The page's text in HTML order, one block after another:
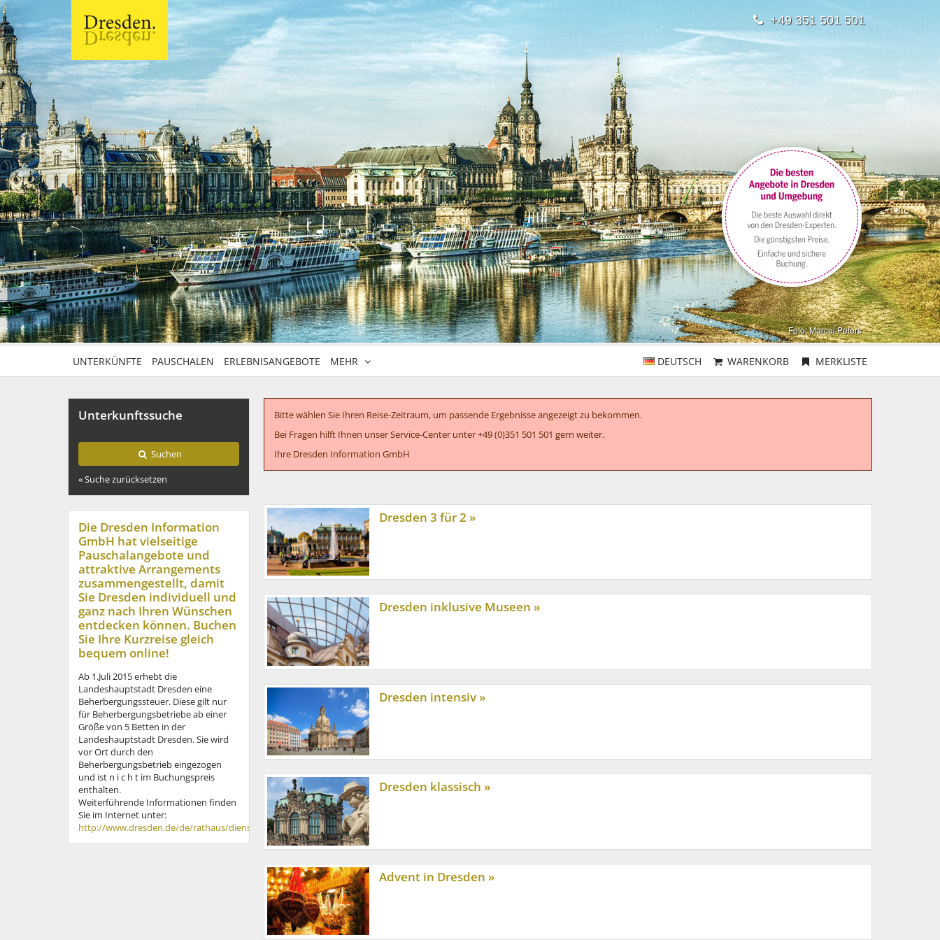
DEUTSCH WARENKORB MERKLISTE
UNTERKÜNFTE PAUSCHALEN ERLEBNISANGEBOTE MEHR
Bitte wählen Sie Ihren Reise-Zeitraum, um passende Ergebnisse angezeigt zu bekommen.
Bei Fragen hilft Ihnen unser Service-Center unter +49 (0)351 501 501 gern weiter.
Ihre Dresden Information GmbH
Dresden 3 für 2 »
Dresden inklusive Museen »
Dresden intensiv »
Dresden klassisch »
Advent in Dresden »
Unterkunftssuche
Suchen
« Suche zurücksetzen
Die Dresden Information
GmbH hat vielseitige
Pauschalangebote und
attraktive Arrangements
zusammengestellt, damit
Sie Dresden individuell und
ganz nach Ihren Wünschen
entdecken können. Buchen
Sie Ihre Kurzreise gleich
bequem online!
Ab 1.Juli 2015 erhebt die
Landeshauptstadt Dresden eine
Beherbergungssteuer. Diese gilt nur
für Beherbergungsbetriebe ab einer
Größe von 5 Betten in der
Landeshauptstadt Dresden. Sie wird
vor Ort durch den
Beherbergungsbetrieb eingezogen
und ist n i c h t im Buchungspreis
enthalten.
Weiterführende Informationen finden
Sie im Internet unter:
http://www.dresden.de/de/rathaus/dienstleistungen/beherbergungssteuer_d115.php.